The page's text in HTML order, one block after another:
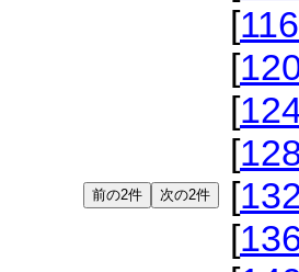
[116
[
[
[
[
[